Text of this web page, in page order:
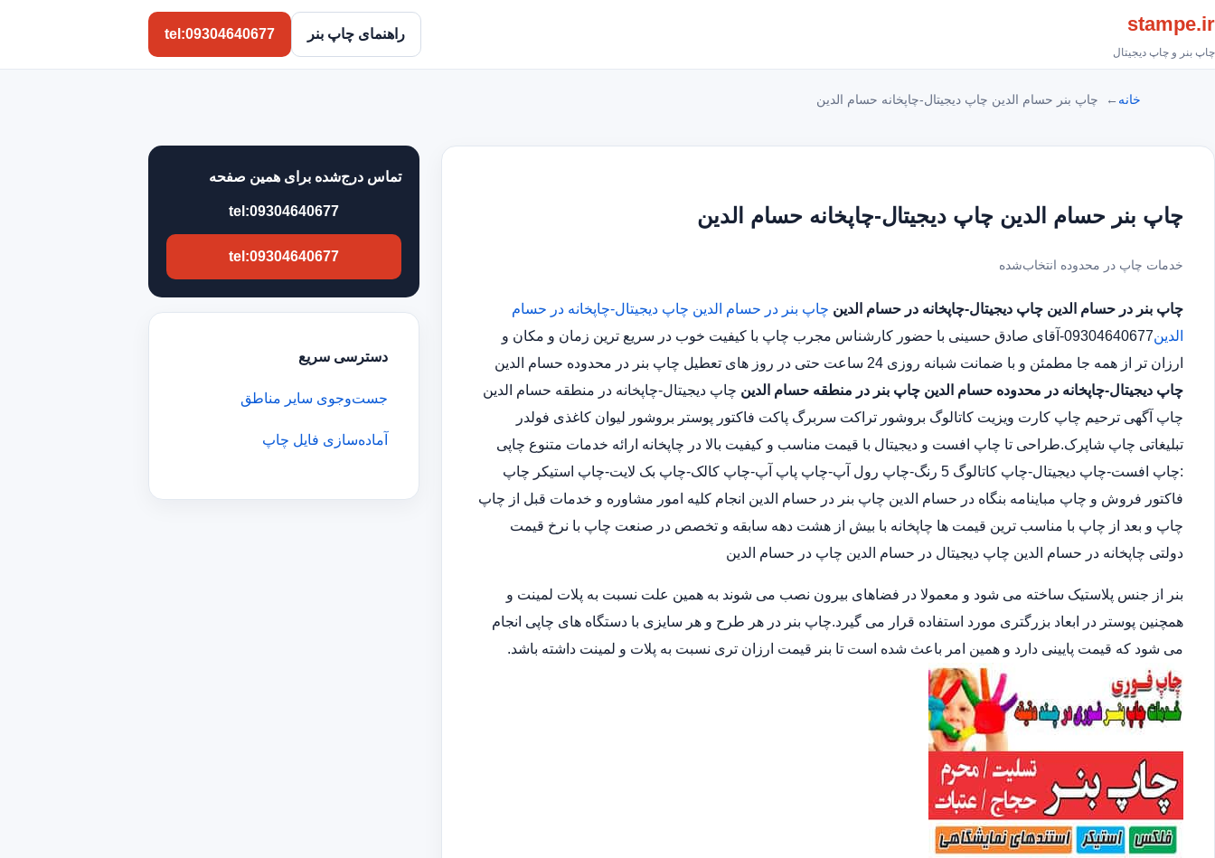
stampe.ir
چاپ بنر و چاپ دیجیتال
راهنمای چاپ بنر tel:09304640677
خانه چاپ بنر حسام الدین چاپ دیجیتال-چاپخانه حسام الدین
چاپ بنر حسام الدین چاپ دیجیتال-چاپخانه حسام الدین
خدمات چاپ در محدوده انتخاب‌شده
چاپ بنر در حسام الدین چاپ دیجیتال-چاپخانه در حسام الدین چاپ بنر در حسام الدین چاپ دیجیتال-چاپخانه در حسام
الدین
09304640677-آقای صادق حسینی با حضور کارشناس مجرب چاپ با کیفیت خوب در سریع ترین زمان و مکان و
ارزان تر از همه جا مطمئن و با ضمانت شبانه روزی 24 ساعت حتی در روز های تعطیل چاپ بنر در محدوده حسام الدین
چاپ دیجیتال-چاپخانه در محدوده حسام الدین چاپ بنر در منطقه حسام الدین چاپ دیجیتال-چاپخانه در منطقه حسام الدین
چاپ آگهی ترحیم چاپ کارت ویزیت کاتالوگ بروشور تراکت سربرگ پاکت فاکتور پوستر بروشور لیوان کاغذی فولدر
تبلیغاتی چاپ شاپرک.طراحی تا چاپ افست و دیجیتال با قیمت مناسب و کیفیت بالا در چاپخانه ارائه خدمات متنوع چاپی
:چاپ افست-چاپ دیجیتال-چاپ کاتالوگ 5 رنگ-چاپ رول آپ-چاپ پاپ آپ-چاپ کالک-چاپ بک لایت-چاپ استیکر چاپ
فاکتور فروش و چاپ مباینامه بنگاه در حسام الدین چاپ بنر در حسام الدین انجام کلیه امور مشاوره و خدمات قبل از چاپ
چاپ و بعد از چاپ با مناسب ترین قیمت ها چاپخانه با بیش از هشت دهه سابقه و تخصص در صنعت چاپ با نرخ قیمت
دولتی چاپخانه در حسام الدین چاپ دیجیتال در حسام الدین چاپ در حسام الدین
بنر از جنس پلاستیک ساخته می شود و معمولا در فضاهای بیرون نصب می شوند به همین علت نسبت به پلات لمینت و
همچنین پوستر در ابعاد بزرگتری مورد استفاده قرار می گیرد.چاپ بنر در هر طرح و هر سایزی با دستگاه های چاپی انجام
می شود که قیمت پایینی دارد و همین امر باعث شده است تا بنر قیمت ارزان تری نسبت به پلات و لمینت داشته باشد.
تماس درج‌شده برای همین صفحه
tel:09304640677
tel:09304640677
دسترسی سریع
جست‌وجوی سایر مناطق
آماده‌سازی فایل چاپ